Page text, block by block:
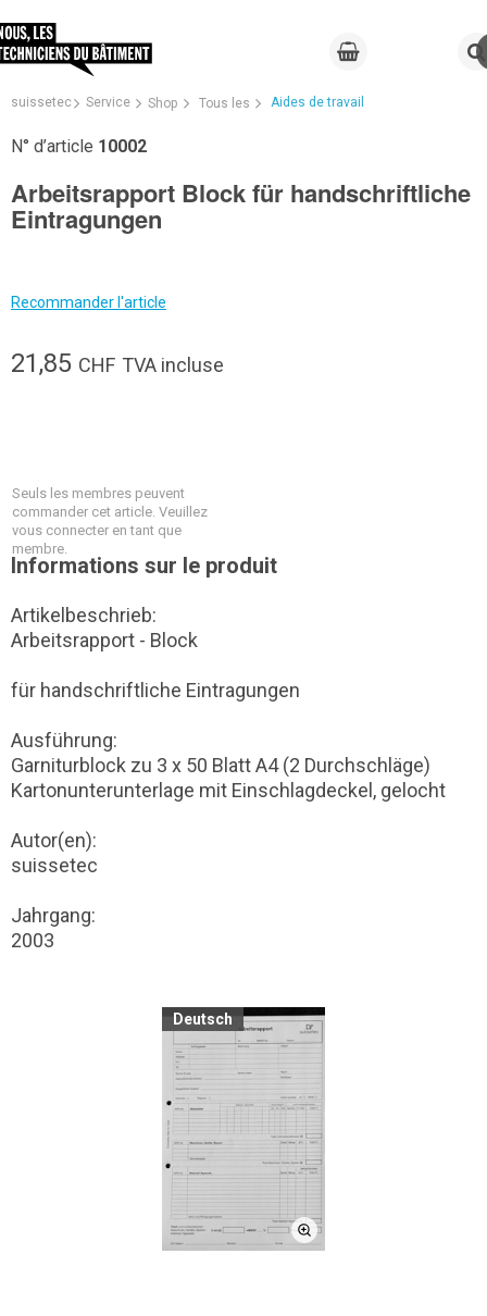
suissetec Service Shop Tous les Aides de travail
N° d’article 10002
Arbeitsrapport Block für handschriftliche
Eintragungen
Recommander l'article
21,85 CHF TVA incluse
Seuls les membres peuvent
commander cet article. Veuillez
vous connecter en tant que
membre.
Informations sur le produit
Artikelbeschrieb:
Arbeitsrapport - Block
für handschriftliche Eintragungen
Ausführung:
Garniturblock zu 3 x 50 Blatt A4 (2 Durchschläge)
Kartonunterunterlage mit Einschlagdeckel, gelocht
Autor(en):
suissetec
Jahrgang:
2003
Deutsch